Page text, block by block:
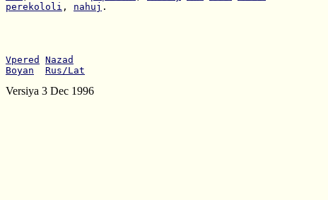
perekololi , nahuj .
Vpered
Nazad
Boyan
Rus/Lat
Versiya 3 Dec 1996